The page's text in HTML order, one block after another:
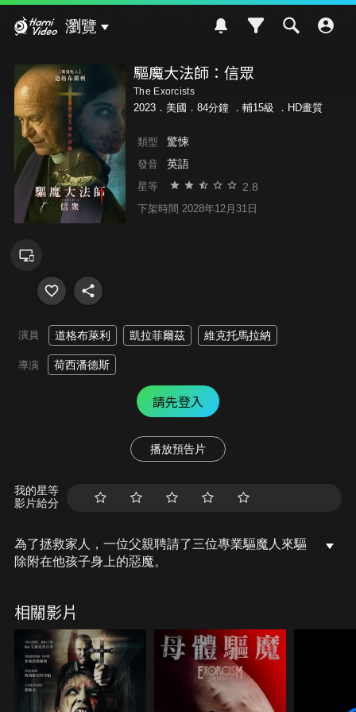
瀏覽
驅魔大法師：信眾
The Exorcists
2023．美國．84分鐘 ． 輔15級 ．HD畫質
類型 驚悚
發音 英語
星等 2.8
下架時間 2028年12月31日
演員 道格布萊利 凱拉菲爾茲 維克托馬拉納
導演 荷西潘德斯
請先登入
播放預告片
我的星等
影片給分
為了拯救家人，一位父親聘請了三位專業驅魔人來驅
除附在他孩子身上的惡魔。
相關影片